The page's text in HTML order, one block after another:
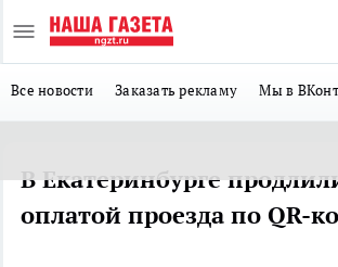
Все новости Заказать рекламу Мы в
В Екатеринбурге
оплатой проезда по QR-